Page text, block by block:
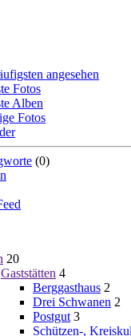
angesehen
Fotos
Alben
Fotos
(0)
20
Gaststätten 4
Berggasthaus 2
Drei Schwanen 2
Postgut 3
Schützen-,